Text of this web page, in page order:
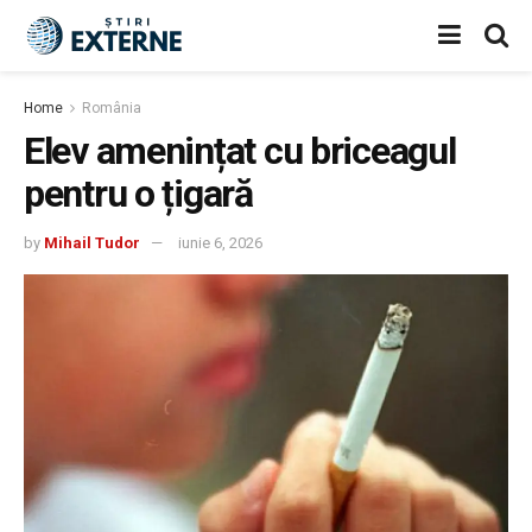
Home România
Elev amenințat cu briceagul
pentru o țigară
by Mihail Tudor iunie 6, 2026